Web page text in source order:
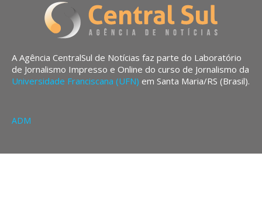
A Agência CentralSul de Notícias faz parte do Laboratório
de Jornalismo Impresso e Online do curso de Jornalismo da
Universidade Franciscana (UFN) em Santa Maria/RS (Brasil).
ADM